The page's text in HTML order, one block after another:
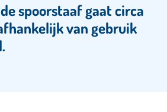
spoorstaaf gaat circa
van gebruik